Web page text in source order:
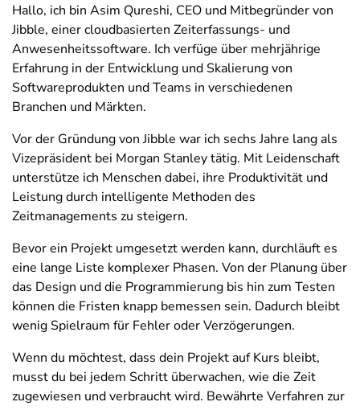
Hallo, ich bin Asim Qureshi, CEO und Mitbegründer von
Jibble, einer cloudbasierten Zeiterfassungs- und
Anwesenheitssoftware. Ich verfüge über mehrjährige
Erfahrung in der Entwicklung und Skalierung von
Softwareprodukten und Teams in verschiedenen
Branchen und Märkten.
Vor der Gründung von Jibble war ich sechs Jahre lang als
Vizepräsident bei Morgan Stanley tätig. Mit Leidenschaft
unterstütze ich Menschen dabei, ihre Produktivität und
Leistung durch intelligente Methoden des
Zeitmanagements zu steigern.
Bevor ein Projekt umgesetzt werden kann, durchläuft es
eine lange Liste komplexer Phasen. Von der Planung über
das Design und die Programmierung bis hin zum Testen
können die Fristen knapp bemessen sein. Dadurch bleibt
wenig Spielraum für Fehler oder Verzögerungen.
Wenn du möchtest, dass dein Projekt auf Kurs bleibt,
musst du bei jedem Schritt überwachen, wie die Zeit
zugewiesen und verbraucht wird. Bewährte Verfahren zur